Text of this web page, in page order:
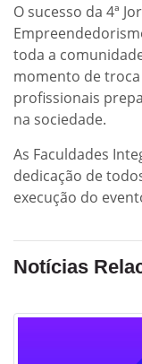
O sucesso da 4ª
toda a
momento de
profissionais
na sociedade.
As Faculdades
dedicação de
execução do
Notícias